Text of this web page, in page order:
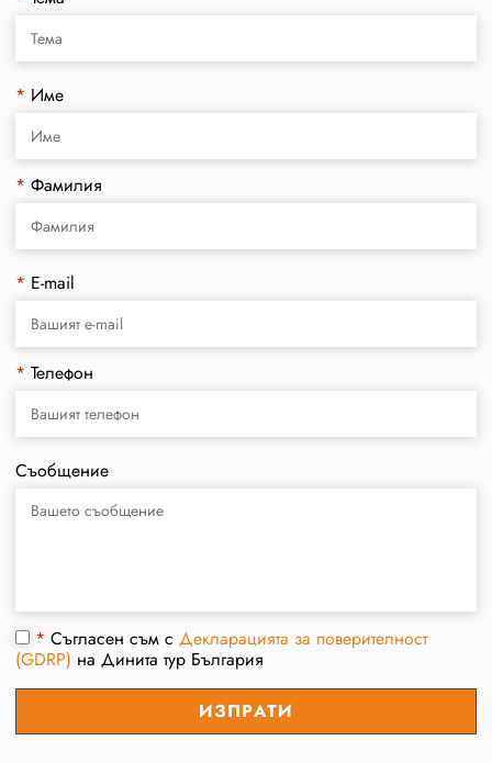
* Име
* Фамилия
* E-mail
* Телефон
Съобщение
*Съгласен съм сДекларацията за поверителност
(GDRP) на Динита тур България